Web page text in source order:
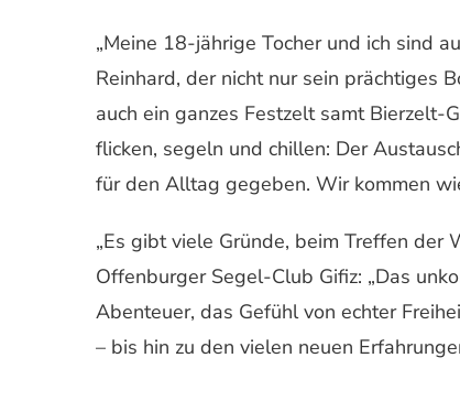
„Meine 18-jährige Tocher und ich sind
Reinhard, der nicht nur sein prächtiges
auch ein ganzes Festzelt samt Bierzelt-
flicken, segeln und chillen: Der
für den Alltag gegeben. Wir kommen
„Es gibt viele Gründe, beim Treffen der
Offenburger Segel-Club Gifiz: „Das
Abenteuer, das Gefühl von echter
– bis hin zu den vielen neuen